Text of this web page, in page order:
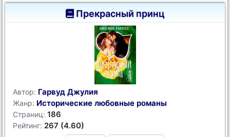
Прекрасный принц
Автор: Гарвуд Джулия
Жанр: Исторические любовные романы
Страниц: 186
Рейтинг: 267 (4.60)